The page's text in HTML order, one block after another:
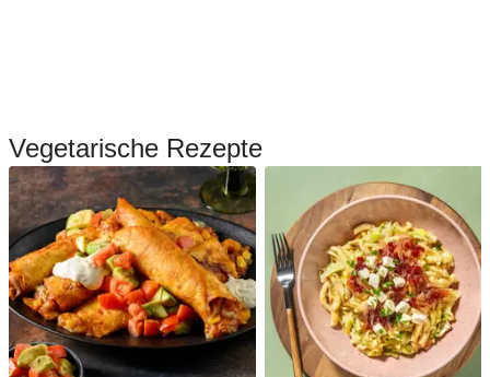
Vegetarische Rezepte